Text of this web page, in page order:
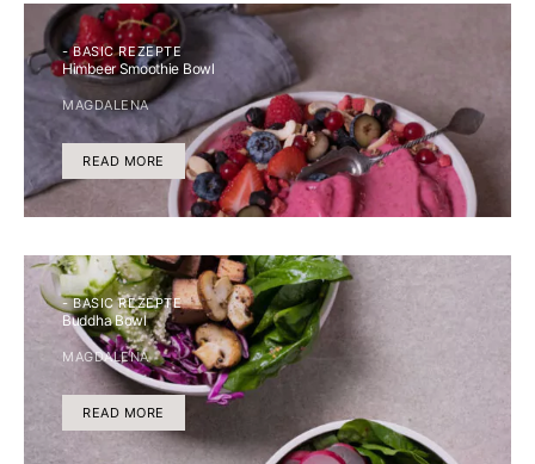
- BASIC REZEPTE
Himbeer Smoothie Bowl
MAGDALENA
READ MORE
- BASIC REZEPTE
Buddha Bowl
MAGDALENA
READ MORE